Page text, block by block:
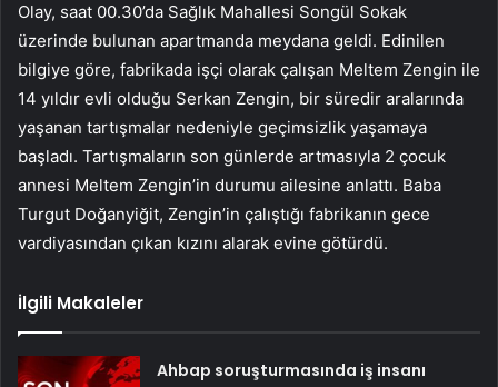
Olay, saat 00.30’da Sağlık Mahallesi Songül Sokak
üzerinde bulunan apartmanda meydana geldi. Edinilen
bilgiye göre, fabrikada işçi olarak çalışan Meltem Zengin ile
14 yıldır evli olduğu Serkan Zengin, bir süredir aralarında
yaşanan tartışmalar nedeniyle geçimsizlik yaşamaya
başladı. Tartışmaların son günlerde artmasıyla 2 çocuk
annesi Meltem Zengin’in durumu ailesine anlattı. Baba
Turgut Doğanyiğit, Zengin’in çalıştığı fabrikanın gece
vardiyasından çıkan kızını alarak evine götürdü.
İlgili Makaleler
Ahbap soruşturmasında iş insanı